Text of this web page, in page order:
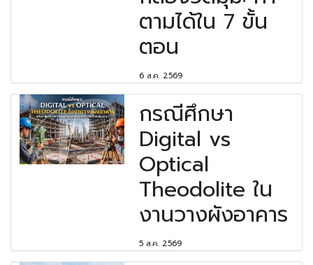
ตามได้ใน 7 ขั้น
ตอน
6 ส.ค. 2569
กรณีศึกษา
Digital vs
Optical
Theodolite ใน
งานวางผังอาคาร
5 ส.ค. 2569